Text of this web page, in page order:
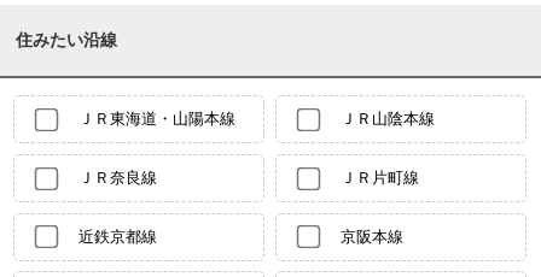
住みたい沿線
ＪＲ東海道・山陽本線 ＪＲ山陰本線
ＪＲ奈良線 ＪＲ片町線
近鉄京都線 京阪本線